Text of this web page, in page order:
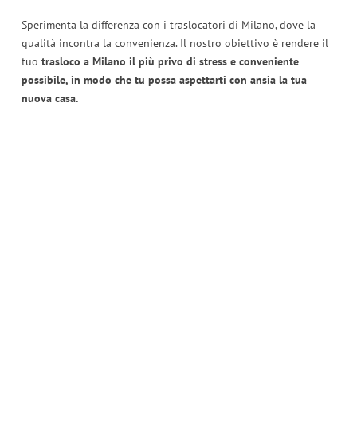
Sperimenta la differenza con i traslocatori di Milano, dove la
qualità incontra la convenienza. Il nostro obiettivo è rendere il
tuo trasloco a Milano il più privo di stress e conveniente
possibile, in modo che tu possa aspettarti con ansia la tua
nuova casa.